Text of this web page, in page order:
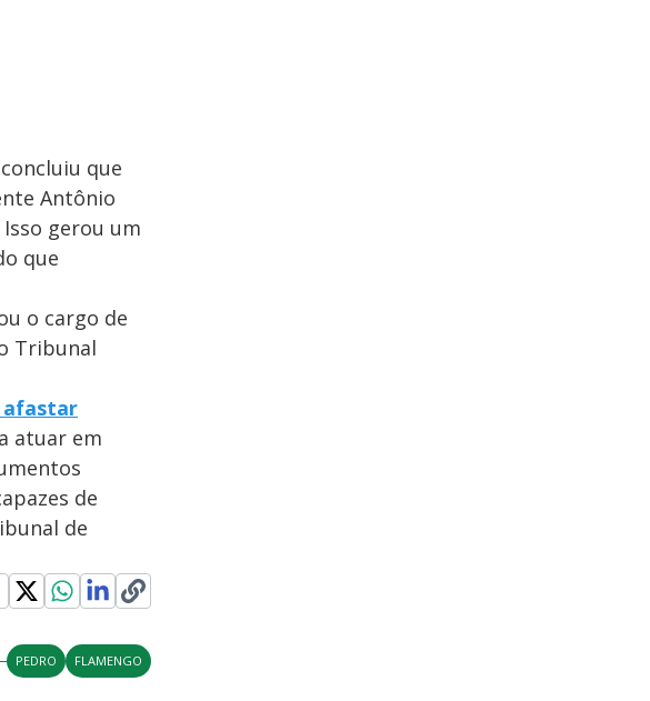
que
Antônio
gerou um
que
o cargo de
Tribunal
afastar
atuar em
de
de
PEDRO FLAMENGO